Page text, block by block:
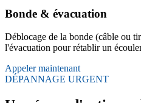
Bonde & évacuation
Déblocage de la bonde (câble ou
l'évacuation pour rétablir un
Appeler maintenant
DÉPANNAGE URGENT